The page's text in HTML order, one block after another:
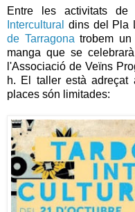
Entre les activitats
Intercultural
dins del Pla
de Tarragona trobem
manga que se
l'Associació de Veïns
h. El taller està
places són limitades: